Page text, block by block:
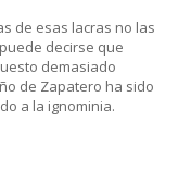
de esas lacras no las
decirse que
demasiado
de Zapatero ha sido
a la ignominia.